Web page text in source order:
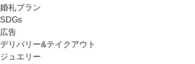
婚礼プラン
SDGs
広告
デリバリー&テイクアウト
ジュエリー